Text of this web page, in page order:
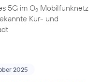
5G im O2Mobilfunknetz
Kur- und
2025